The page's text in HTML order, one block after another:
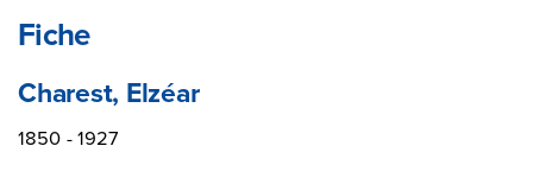
Fiche
Charest, Elzéar
1850 - 1927